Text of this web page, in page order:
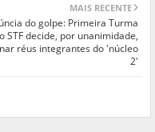
MAIS RECENTE
do golpe: Primeira Turma
STF decide, por unanimidade,
réus integrantes do 'núcleo
2'